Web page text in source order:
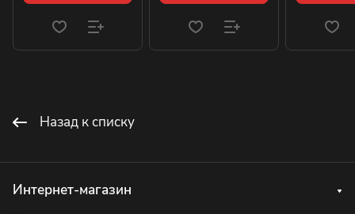
Назад к списку
Интернет-магазин